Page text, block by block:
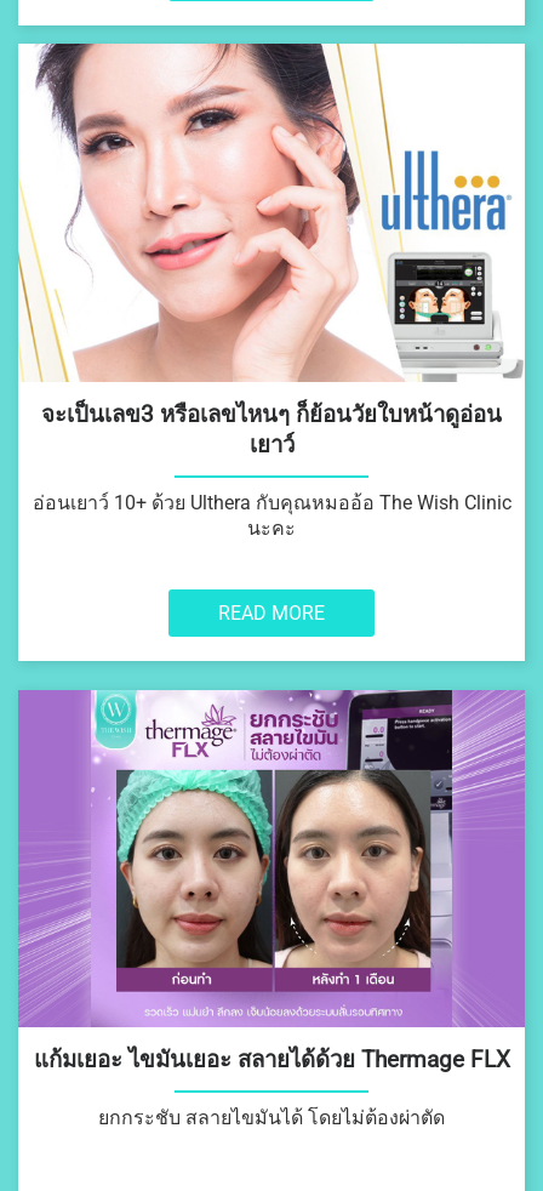
จะเป็นเลข3 หรือเลขไหนๆ ก็ย้อนวัยใบหน้าดูอ่อน
เยาว์
อ่อนเยาว์ 10+ ด้วย Ulthera กับคุณหมออ้อ The Wish Clinic
นะคะ
READ MORE
แก้มเยอะ ไขมันเยอะ สลายได้ด้วย Thermage FLX
ยกกระชับ สลายไขมันได้ โดยไม่ต้องผ่าตัด